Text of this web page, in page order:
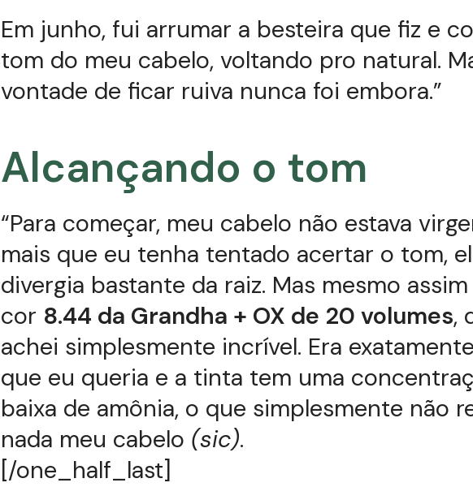
Em junho, fui arrumar a besteira que fiz e
tom do meu cabelo, voltando pro natural.
vontade de ficar ruiva nunca foi embora.”
Alcançando o tom
“Para começar, meu cabelo não estava
mais que eu tenha tentado acertar o tom,
divergia bastante da raiz. Mas mesmo
cor 8.44 da Grandha + OX de 20 volumes,
achei simplesmente incrível. Era
que eu queria e a tinta tem uma
baixa de amônia, o que simplesmente não
nada meu cabelo (sic).
[/one_half_last]